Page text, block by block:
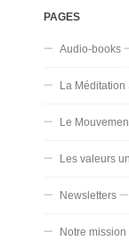
PAGES
Audio-books
La
Le
Les valeurs
Newsletters
Notre